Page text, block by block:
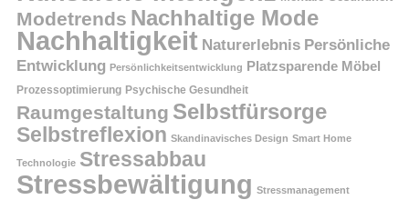
Modetrends Nachhaltige Mode
Nachhaltigkeit Naturerlebnis Persönliche
Entwicklung Persönlichkeitsentwicklung Platzsparende Möbel
Prozessoptimierung Psychische Gesundheit
Raumgestaltung Selbstfürsorge
Selbstreflexion Skandinavisches Design Smart Home
Technologie Stressabbau
Stressbewältigung Stressmanagement